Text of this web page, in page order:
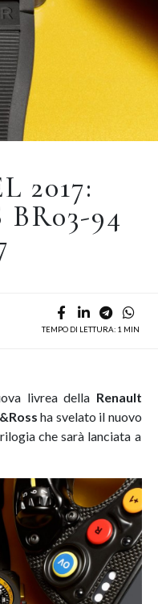
2017:
BR03-94
TEMPO DI LETTURA: 1 MIN
livrea della Renault
ha svelato il nuovo
che sarà lanciata a